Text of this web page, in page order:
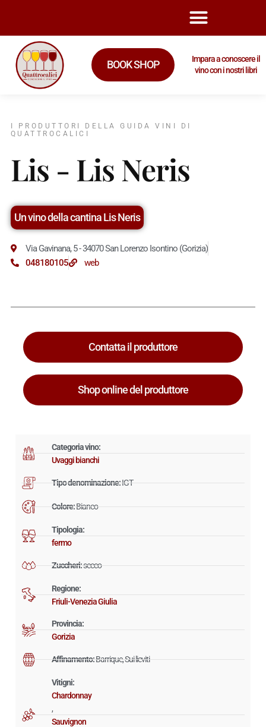
BOOK SHOP
Impara a conoscere il
vino con i nostri libri
I PRODUTTORI DELLA GUIDA VINI DI
QUATTROCALICI
Lis - Lis Neris
Un vino della cantina Lis Neris
Via Gavinana, 5 - 34070 San Lorenzo Isontino (Gorizia)
048180105
web
Categoria vino:
Uvaggi bianchi
Tipo denominazione:IGT
Colore:Bianco
Tipologia:
fermo
Zuccheri:secco
Regione:
Friuli-Venezia Giulia
Provincia:
Gorizia
Affinamento:Barrique, Sui lieviti
Vitigni:
Chardonnay
,
Sauvignon
Contatta il produttore
Shop online del produttore